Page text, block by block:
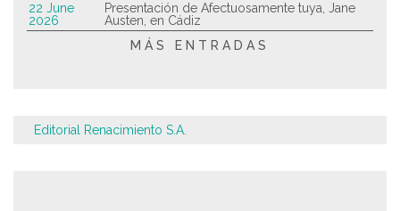
22 June
2026
Presentación de Afectuosamente tuya, Jane
Austen, en Cádiz
MÁS ENTRADAS
Editorial Renacimiento S.A.